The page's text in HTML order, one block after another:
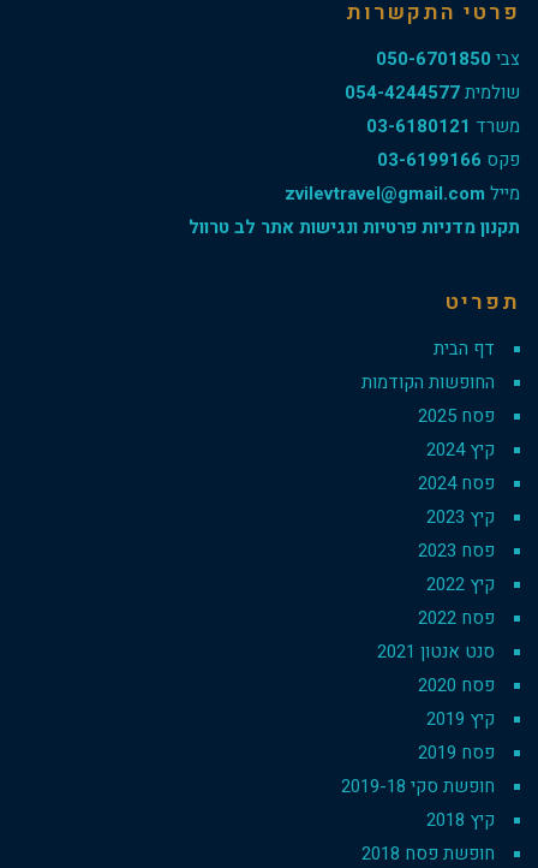
פרטי התקשרות
צבי 050-6701850
שולמית054-4244577
משרד 03-6180121
פקס 03-6199166
מייל zvilevtravel@gmail.com
תקנון מדניות פרטיות ונגישות אתר לב טרוול
תפריט
דף הבית
החופשות הקודמות
פסח 2025
קיץ 2024
פסח 2024
קיץ 2023
פסח 2023
קיץ 2022
פסח 2022
סנט אנטון 2021
פסח 2020
קיץ 2019
פסח 2019
חופשת סקי 2019-18
קיץ 2018
חופשת פסח 2018